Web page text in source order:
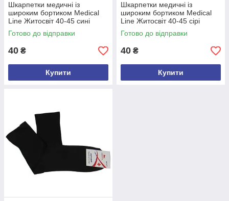
Шкарпетки медичні із
широким бортиком Medical
Line Житосвіт 40-45 сині
Готово до відправки
40 ₴
Купити
Шкарпетки медичні із
широким бортиком Medical
Line Житосвіт 40-45 сірі
Готово до відправки
40 ₴
Купити